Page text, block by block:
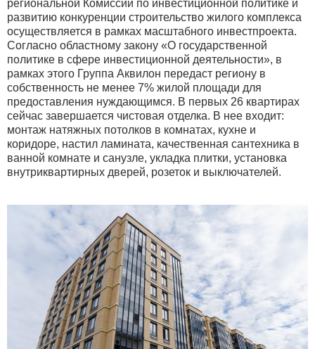
региональной Комиссии по инвестиционной политике и
развитию конкуренции строительство жилого комплекса
осуществляется в рамках масштабного инвестпроекта.
Согласно областному закону «О государственной
политике в сфере инвестиционной деятельности», в
рамках этого Группа Аквилон передаст региону в
собственность не менее 7% жилой площади для
предоставления нуждающимся. В первых 26 квартирах
сейчас завершается чистовая отделка. В нее входит:
монтаж натяжных потолков в комнатах, кухне и
коридоре, настил ламината, качественная сантехника в
ванной комнате и санузле, укладка плитки, установка
внутриквартирных дверей, розеток и выключателей.